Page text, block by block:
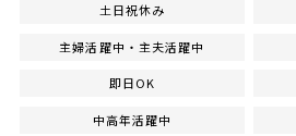
土日祝休み
主婦活躍中・主夫活躍中
即日OK
中高年活躍中